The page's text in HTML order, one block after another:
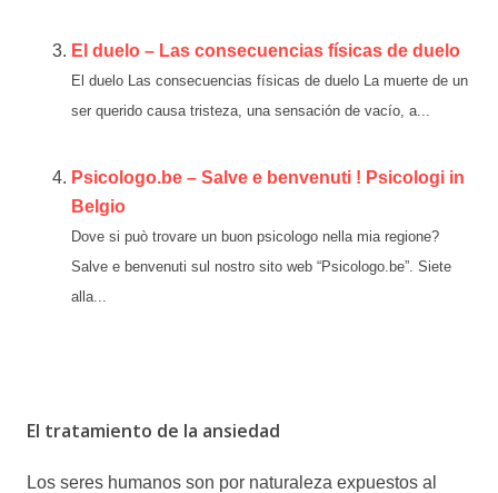
El duelo – Las consecuencias físicas de duelo
El duelo Las consecuencias físicas de duelo La muerte de un
ser querido causa tristeza, una sensación de vacío, a...
Psicologo.be – Salve e benvenuti ! Psicologi in
Belgio
Dove si può trovare un buon psicologo nella mia regione?
Salve e benvenuti sul nostro sito web “Psicologo.be”. Siete
alla...
El tratamiento de la ansiedad
Los seres humanos son por naturaleza expuestos al